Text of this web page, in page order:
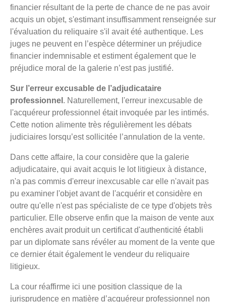
financier résultant de la perte de chance de ne pas avoir
acquis un objet, s'estimant insuffisamment renseignée sur
l'évaluation du reliquaire s'il avait été authentique. Les
juges ne peuvent en l’espèce déterminer un préjudice
financier indemnisable et estiment également que le
préjudice moral de la galerie n’est pas justifié.
Sur l’erreur excusable de l’adjudicataire
professionnel . Naturellement, l'erreur inexcusable de
l'acquéreur professionnel était invoquée par les intimés.
Cette notion alimente très régulièrement les débats
judiciaires lorsqu’est sollicitée l’annulation de la vente.
Dans cette affaire, la cour considère que la galerie
adjudicataire, qui avait acquis le lot litigieux à distance,
n'a pas commis d'erreur inexcusable car elle n'avait pas
pu examiner l'objet avant de l'acquérir et considère en
outre qu'elle n'est pas spécialiste de ce type d'objets très
particulier. Elle observe enfin que la maison de vente aux
enchères avait produit un certificat d'authenticité établi
par un diplomate sans révéler au moment de la vente que
ce dernier était également le vendeur du reliquaire
litigieux.
La cour réaffirme ici une position classique de la
jurisprudence en matière d’acquéreur professionnel non